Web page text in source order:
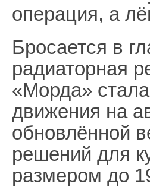
операция, а
Бросается в
радиаторная
«Морда»
движения на
обновлённой
решений для
размером до